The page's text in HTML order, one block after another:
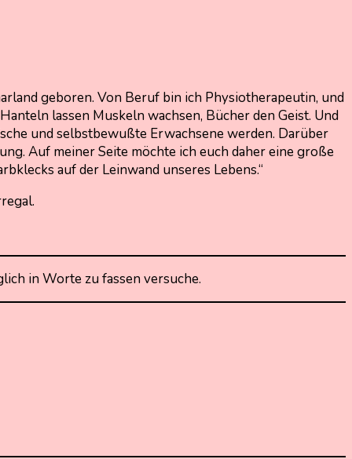
geboren. Von Beruf bin ich Physiotherapeutin, und
lassen Muskeln wachsen, Bücher den Geist. Und
und selbstbewußte Erwachsene werden. Darüber
Auf meiner Seite möchte ich euch daher eine große
auf der Leinwand unseres Lebens.“
in Worte zu fassen versuche.